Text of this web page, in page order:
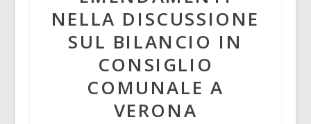
NELLA DISCUSSIONE
SUL BILANCIO IN
CONSIGLIO
COMUNALE A
VERONA